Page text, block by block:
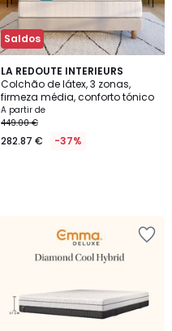
Saldos
LA REDOUTE INTERIEURS
Colchão de látex, 3 zonas,
firmeza média, conforto tónico
A partir de
449.00 €
282.87 € -37%